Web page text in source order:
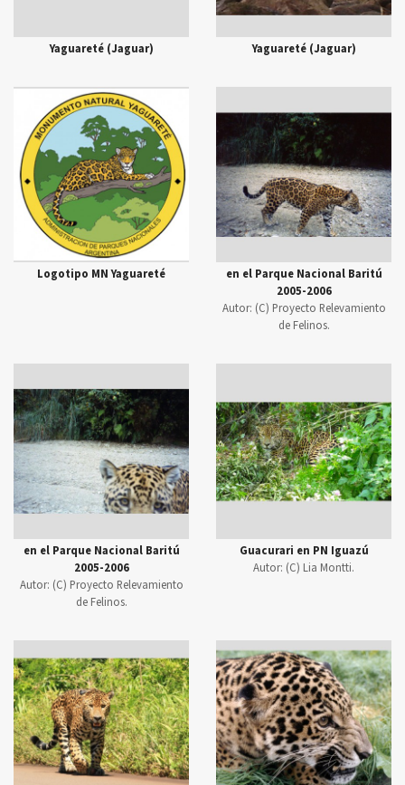
Yaguareté (Jaguar) Yaguareté (Jaguar)
Logotipo MN Yaguareté
en el Parque Nacional Baritú
2005-2006
Autor: (C) Proyecto Relevamiento
de Felinos.
en el Parque Nacional Baritú
2005-2006
Autor: (C) Proyecto Relevamiento
de Felinos.
Guacurari en PN Iguazú
Autor: (C) Lia Montti.